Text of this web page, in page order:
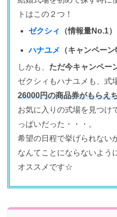
トはこの２つ！
ゼクシィ
（情報量No.1）
ハナユメ
（キャンペー
しかも、 ただ今キャンペー
ゼクシィもハナユメも、式
26000円の商品券がもらえ
お気に入りの式場を見つけ
っぱいだった・・・。
希望の日程で挙げられない
なんてことにならないよう
オススメです☆